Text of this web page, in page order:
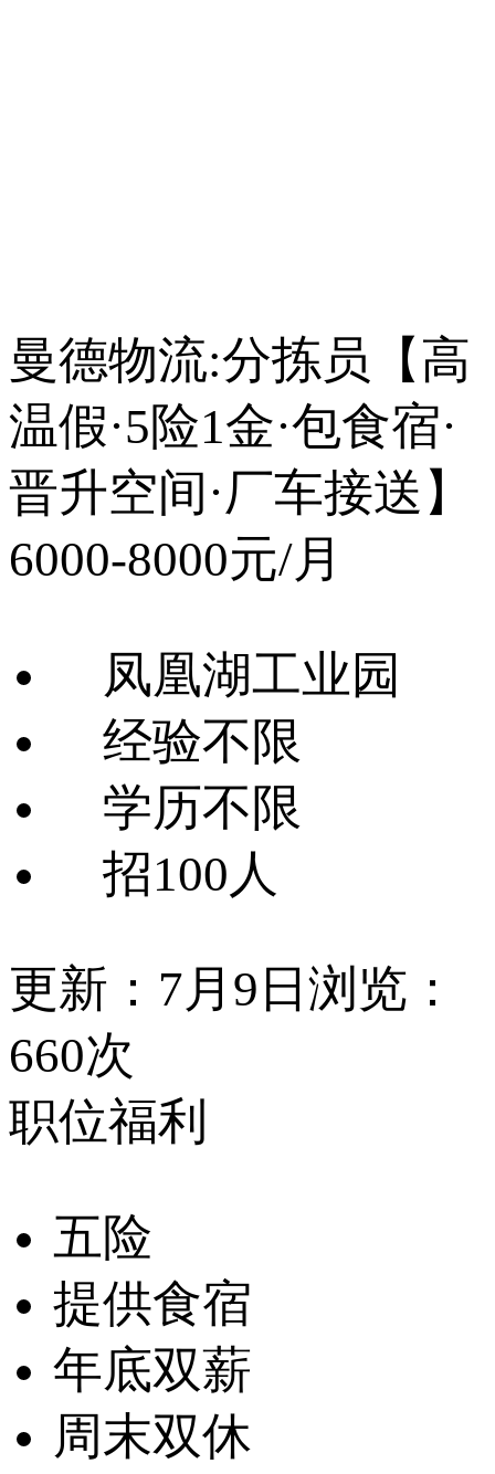
曼德物流:分拣员【高
温假·5险1金·包食宿·
晋升空间·厂车接送】
6000-8000元/月
凤凰湖工业园
经验不限
学历不限
招100人
更新：7月9日 浏览：
660次
职位福利
五险
提供食宿
年底双薪
周末双休